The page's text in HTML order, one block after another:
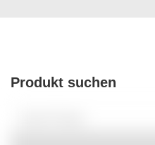
Produkt suchen